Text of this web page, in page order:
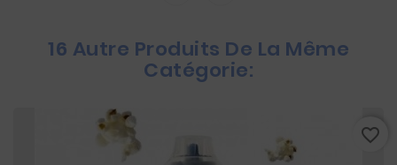
16 Autre Produits De La Même
Catégorie:
favorite_border